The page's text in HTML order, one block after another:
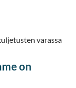
varassa
on